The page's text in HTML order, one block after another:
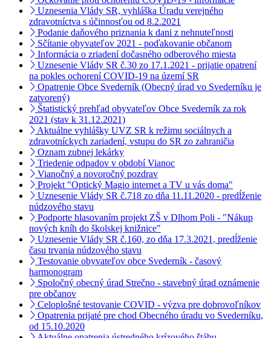
Uznesenia Vlády SR, vyhláška Úradu verejného
zdravotníctva s účinnosťou od 8.2.2021
Podanie daňového priznania k dani z nehnuteľnosti
Sčítanie obyvateľov 2021 - poďakovanie občanom
Informácia o zriadení dočasného odberového miesta
Uznesenie Vlády SR č.30 zo 17.1.2021 - prijatie opatrení
na pokles ochorení COVID-19 na území SR
Opatrenie Obce Svederník (Obecný úrad vo Svederníku je
zatvorený)
Štatistický prehľad obyvateľov Obce Svederník za rok
2021 (stav k 31.12.2021)
Aktuálne vyhlášky UVZ SR k režimu sociálnych a
zdravotníckych zariadení, vstupu do SR zo zahraničia
Oznam zubnej lekárky
Triedenie odpadov v období Vianoc
Vianočný a novoročný pozdrav
Projekt "Optický Magio internet a TV u vás doma"
Uznesenie Vlády SR č.718 zo dňa 11.11.2020 - predĺženie
núdzového stavu
Podporte hlasovaním projekt ZŠ v Dlhom Poli - "Nákup
nových kníh do školskej knižnice"
Uznesenie Vlády SR č.160, zo dňa 17.3.2021, predĺženie
času trvania núdzového stavu
Testovanie obyvateľov obce Svederník - časový
harmonogram
Spoločný obecný úrad Strečno - stavebný úrad oznámenie
pre občanov
Celoplošné testovanie COVID - výzva pre dobrovoľníkov
Opatrenia prijaté pre chod Obecného úradu vo Svederníku,
od 15.10.2020